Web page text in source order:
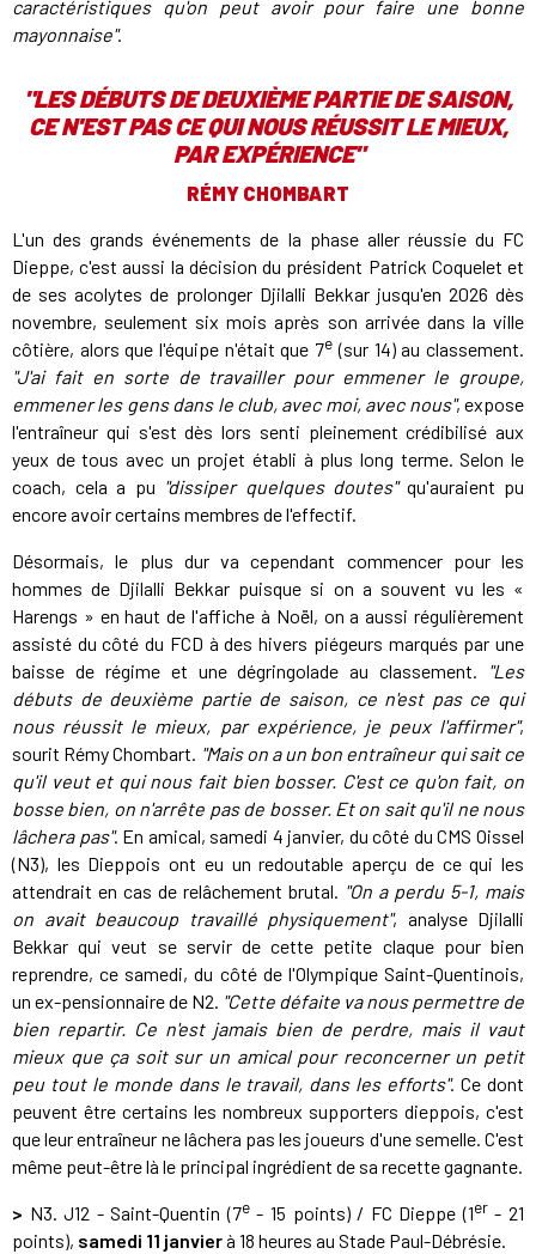
caractéristiques qu'on peut avoir pour faire une bonne
mayonnaise".
"LES DÉBUTS DE DEUXIÈME PARTIE DE SAISON,
CE N'EST PAS CE QUI NOUS RÉUSSIT LE MIEUX,
PAR EXPÉRIENCE"
RÉMY CHOMBART
L'un des grands événements de la phase aller réussie du FC
Dieppe, c'est aussi la décision du président Patrick Coquelet et
de ses acolytes de prolonger Djilalli Bekkar jusqu'en 2026 dès
novembre, seulement six mois après son arrivée dans la ville
côtière, alors que l'équipe n'était que 7e (sur 14) au classement.
"J'ai fait en sorte de travailler pour emmener le groupe,
emmener les gens dans le club, avec moi, avec nous", expose
l'entraîneur qui s'est dès lors senti pleinement crédibilisé aux
yeux de tous avec un projet établi à plus long terme. Selon le
coach, cela a pu "dissiper quelques doutes"qu'auraient pu
encore avoir certains membres de l'effectif.
Désormais, le plus dur va cependant commencer pour les
hommes de Djilalli Bekkar puisque si on a souvent vu les «
Harengs » en haut de l'affiche à Noël, on a aussi régulièrement
assisté du côté du FCD à des hivers piégeurs marqués par une
baisse de régime et une dégringolade au classement.
"Les
débuts de deuxième partie de saison, ce n'est pas ce qui
nous réussit le mieux, par expérience, je peux l'affirmer",
sourit Rémy Chombart. "Mais on a un bon entraîneur qui sait ce
qu'il veut et qui nous fait bien bosser. C'est ce qu'on fait, on
bosse bien, on n'arrête pas de bosser. Et on sait qu'il ne nous
lâchera pas". En amical, samedi 4 janvier, du côté du CMS Oissel
(N3), les Dieppois ont eu un redoutable aperçu de ce qui les
attendrait en cas de relâchement brutal. "On a perdu 5-1, mais
on avait beaucoup travaillé physiquement", analyse Djilalli
Bekkar qui veut se servir de cette petite claque pour bien
reprendre, ce samedi, du côté de l'Olympique Saint-Quentinois,
un ex-pensionnaire de N2. "Cette défaite va nous permettre de
bien repartir. Ce n'est jamais bien de perdre, mais il vaut
mieux que ça soit sur un amical pour reconcerner un petit
peu tout le monde dans le travail, dans les efforts". Ce dont
peuvent être certains les nombreux supporters dieppois, c'est
que leur entraîneur ne lâchera pas les joueurs d'une semelle. C'est
même peut-être là le principal ingrédient de sa recette gagnante.
> N3. J12 - Saint-Quentin (7e- 15 points) / FC Dieppe (1er- 21
points), samedi 11 janvierà 18 heures au Stade Paul-Débrésie.